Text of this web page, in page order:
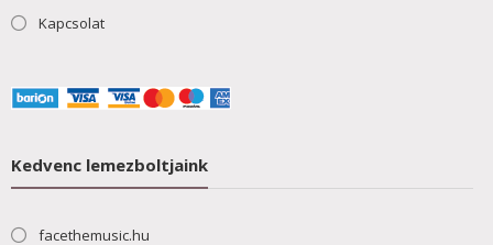
Kapcsolat
Kedvenc lemezboltjaink
facethemusic.hu